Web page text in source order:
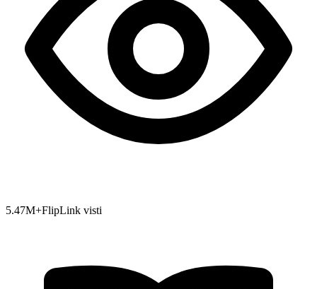
5.47M+FlipLink visti